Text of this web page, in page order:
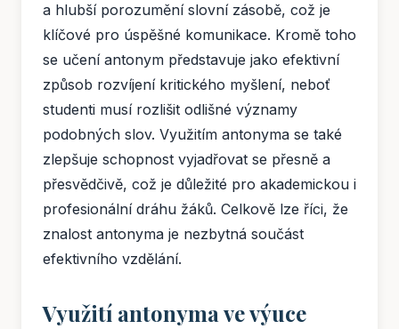
a hlubší porozumění slovní zásobě, což je
klíčové pro úspěšné komunikace. Kromě toho
se učení antonym představuje jako efektivní
způsob rozvíjení kritického myšlení, neboť
studenti musí rozlišit odlišné významy
podobných slov. Využitím antonyma se také
zlepšuje schopnost vyjadřovat se přesně a
přesvědčivě, což je důležité pro akademickou i
profesionální dráhu žáků. Celkově lze říci, že
znalost antonyma je nezbytná součást
efektivního vzdělání.
Využití antonyma ve výuce